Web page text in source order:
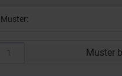
Muster:
Muster